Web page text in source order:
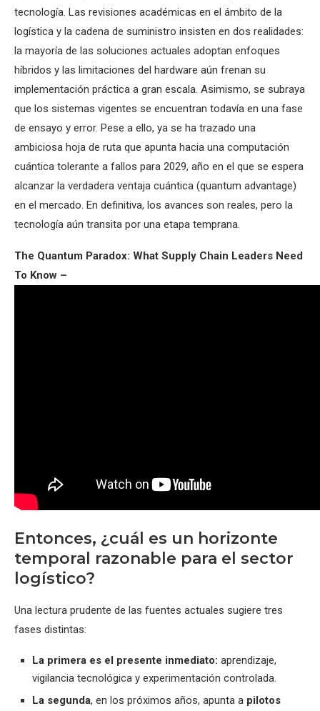
tecnología. Las revisiones académicas en el ámbito de la
logística y la cadena de suministro insisten en dos realidades:
la mayoría de las soluciones actuales adoptan enfoques
híbridos y las limitaciones del hardware aún frenan su
implementación práctica a gran escala. Asimismo, se subraya
que los sistemas vigentes se encuentran todavía en una fase
de ensayo y error. Pese a ello, ya se ha trazado una
ambiciosa hoja de ruta que apunta hacia una computación
cuántica tolerante a fallos para 2029, año en el que se espera
alcanzar la verdadera ventaja cuántica (quantum advantage)
en el mercado. En definitiva, los avances son reales, pero la
tecnología aún transita por una etapa temprana.
The Quantum Paradox: What Supply Chain Leaders Need
To Know –
Entonces, ¿cuál es un horizonte
temporal razonable para el sector
logístico?
Una lectura prudente de las fuentes actuales sugiere tres
fases distintas:
La primera es el presente inmediato: aprendizaje,
vigilancia tecnológica y experimentación controlada.
La segunda, en los próximos años, apunta a pilotos